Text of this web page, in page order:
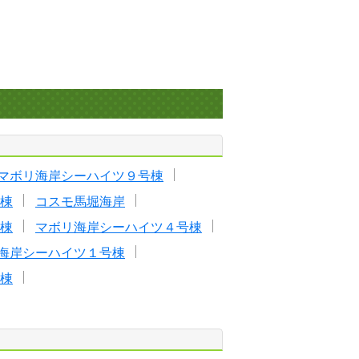
ボリ海岸シーハイツ９号棟
コスモ馬堀海岸
マボリ海岸シーハイツ４号棟
岸シーハイツ１号棟